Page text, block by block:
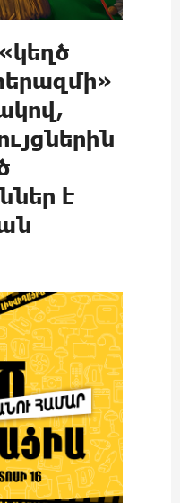
է